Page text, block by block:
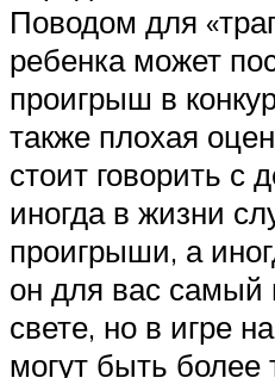
Поводом для
ребенка может
проигрыш в
также плохая
стоит говорить с
иногда в жизни
проигрыши, а
он для вас самый
свете, но в игре
могут быть более